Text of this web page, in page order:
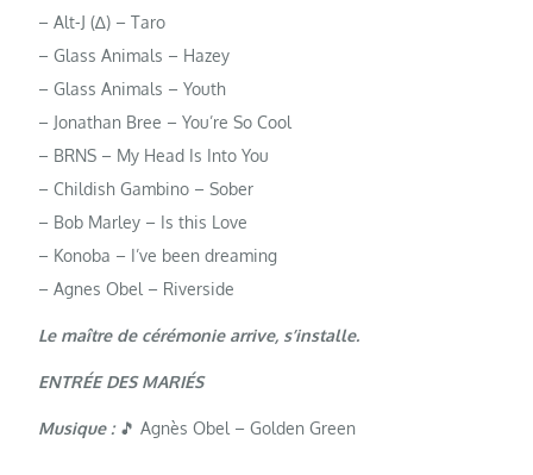
– Alt-J (∆) – Taro
– Glass Animals – Hazey
– Glass Animals – Youth
– Jonathan Bree – You’re So Cool
– BRNS – My Head Is Into You
– Childish Gambino – Sober
– Bob Marley – Is this Love
– Konoba – I’ve been dreaming
– Agnes Obel – Riverside
Le maître de cérémonie arrive, s’installe.
ENTRÉE DES MARIÉS
Musique :🎵 Agnès Obel – Golden Green